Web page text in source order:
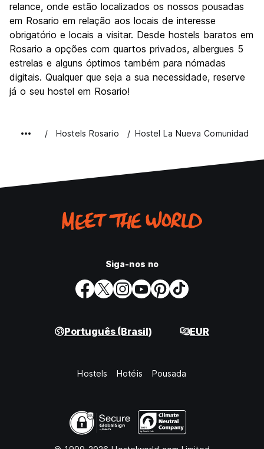
relance, onde estão localizados os nossos pousadas
em Rosario em relação aos locais de interesse
obrigatório e locais a visitar. Desde hostels baratos em
Rosario a opções com quartos privados, albergues 5
estrelas e alguns óptimos também para nómadas
digitais. Qualquer que seja a sua necessidade, reserve
já o seu hostel em Rosario!
Hostels Rosario Hostel La Nueva Comunidad
Siga-nos no
Português (Brasil) EUR
Hostels Hotéis Pousada